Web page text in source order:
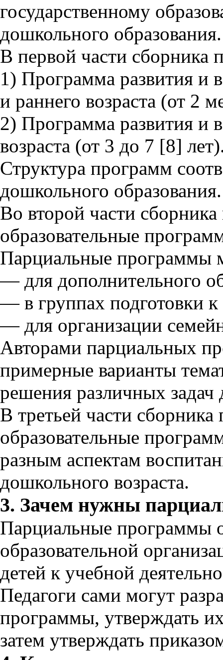
государственному
дошкольного образования.
В первой части сборника
1) Программа развития и
и раннего возраста (от 2
2) Программа развития и
возраста (от 3 до 7 [8]
Структура программ
дошкольного образования.
Во второй части
образовательные
Парциальные программы
— для дополнительного
— в группах подготовки
— для организации
Авторами парциальных
примерные варианты
решения различных задач
В третьей части
образовательные
разным аспектам
дошкольного возраста.
3. Зачем нужны
Парциальные программы
образовательной
детей к учебной
Педагоги сами могут
программы, утверждать
затем утверждать